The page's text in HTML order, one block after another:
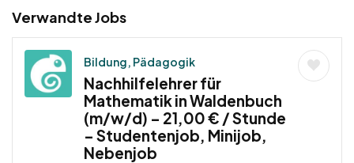
Verwandte Jobs
Bildung, Pädagogik
Nachhilfelehrer für
Mathematik in Waldenbuch
(m/w/d) – 21,00 € / Stunde
– Studentenjob, Minijob,
Nebenjob